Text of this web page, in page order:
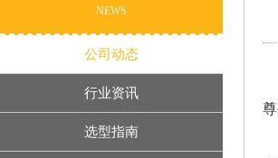
NEWS
公司动态
行业资讯
选型指南